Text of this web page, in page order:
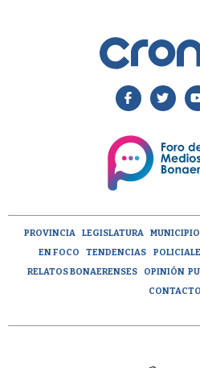
PROVINCIA LEGISLATURA
EN FOCO
TENDENCIAS
RELATOS BONAERENSES
OPINIÓN
CONTACTO